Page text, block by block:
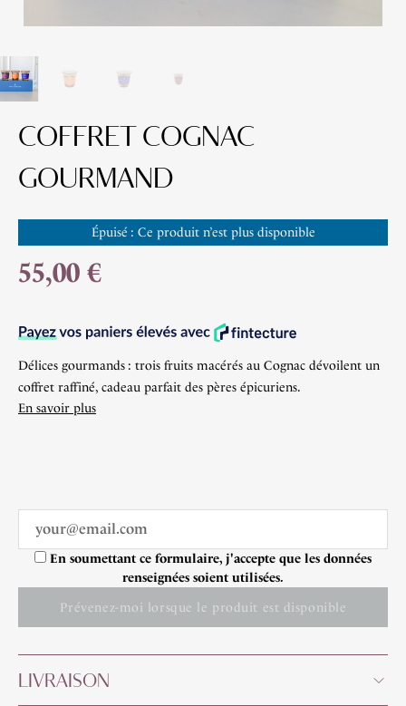
COFFRET COGNAC
GOURMAND
Épuisé : Ce produit n’est plus disponible
55,00 €
Délices gourmands : trois fruits macérés au Cognac dévoilent un
coffret raffiné, cadeau parfait des pères épicuriens.
En savoir plus
En soumettant ce formulaire, j'accepte que les données
renseignées soient utilisées.
Prévenez-moi lorsque le produit est disponible
LIVRAISON